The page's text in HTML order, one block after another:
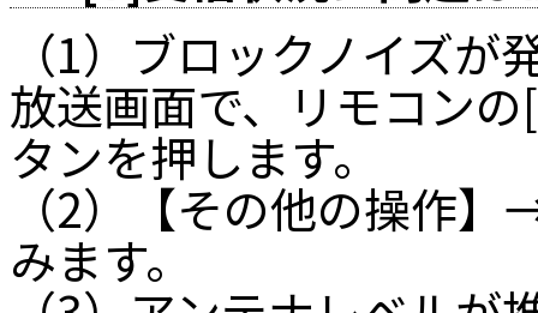
（1）ブロックノイズ
放送画面で、リモコン
タンを押します。
（2）【その他の操作
みます。